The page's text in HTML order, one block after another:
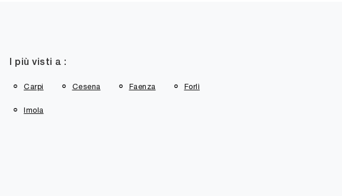
I più visti a :
Carpi Cesena Faenza Forlì
Imola